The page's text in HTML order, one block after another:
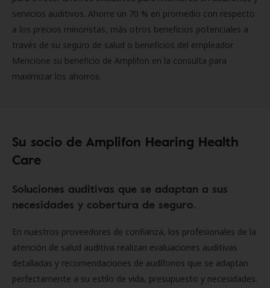
servicios auditivos. Ahorre un 70 % en promedio con respecto
a los precios minoristas, más otros beneficios potenciales a
través de su seguro de salud o beneficios del empleador.
Mencione su beneficio de Amplifon en la consulta para
maximizar los ahorros.
Su socio de Amplifon Hearing Health
Care
Soluciones auditivas que se adaptan a sus
necesidades y cobertura de seguro.
En nuestros proveedores de confianza, los profesionales de la
atención de salud auditiva realizan evaluaciones auditivas
detalladas y recomendaciones de audífonos que se adaptan
perfectamente a su estilo de vida, presupuesto y necesidades.